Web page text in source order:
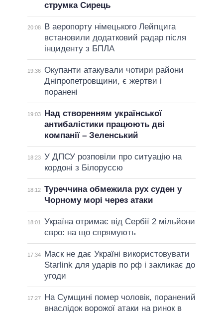
струмка Сирець
20:08
В аеропорту німецького Лейпцига
встановили додатковий радар після
інциденту з БПЛА
19:36 Окупанти атакували чотири райони
Дніпропетровщини, є жертви і
поранені
19:03
Над створенням української
антибалістики працюють дві
компанії – Зеленський
18:23 У ДПСУ розповіли про ситуацію на
кордоні з Білоруссю
18:12 Туреччина обмежила рух суден у
Чорному морі через атаки
18:01 Україна отримає від Сербії 2 мільйони
євро: на що спрямують
17:34
Маск не дає Україні використовувати
Starlink для ударів по рф і закликає до
угоди
17:27
На Сумщині помер чоловік, поранений
внаслідок ворожої атаки на ринок в